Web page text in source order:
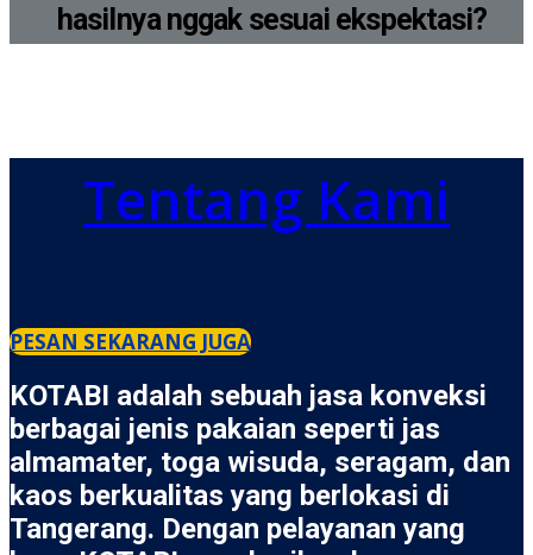
hasilnya nggak sesuai ekspektasi?
Tentang Kami
PESAN SEKARANG JUGA
KOTABI adalah sebuah jasa konveksi
berbagai jenis pakaian seperti jas
almamater, toga wisuda, seragam, dan
kaos berkualitas yang berlokasi di
Tangerang. Dengan pelayanan yang